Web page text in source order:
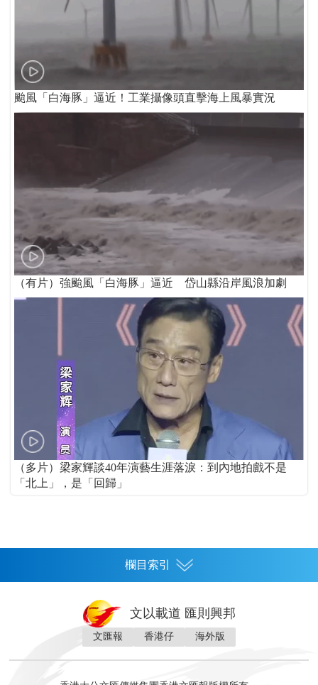
颱風「白海豚」逼近！工業攝像頭直擊海上風暴實況
（有片）強颱風「白海豚」逼近 岱山縣沿岸風浪加劇
（多片）梁家輝談40年演藝生涯落淚：到內地拍戲不是
「北上」，是「回歸」
欄目索引
灣區人
財經 地產 投資 財評 數字經濟
文以載道 匯則興邦
文匯報 香港仔 海外版